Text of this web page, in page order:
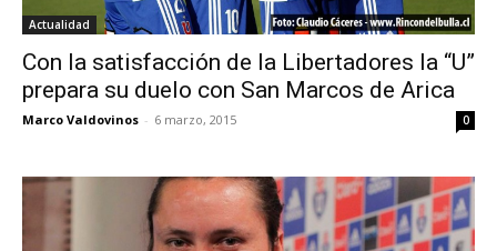
Actualidad
Con la satisfacción de la Libertadores la “U”
prepara su duelo con San Marcos de Arica
Marco Valdovinos - 6 marzo, 2015 0